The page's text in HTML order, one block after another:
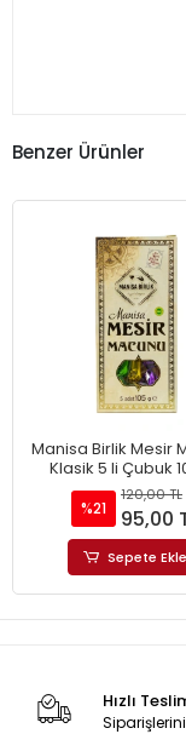
Benzer Ürünler
Manisa Birlik Mesir
Klasik 5 li Çubuk
%21
120,00 TL
95,00
Sepete Ekle
Hızlı